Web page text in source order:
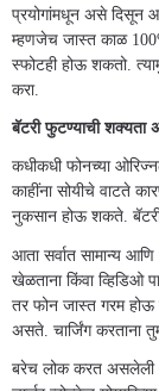
प्रयोगांमधून असे दिसून
म्हणजेच जास्त काळ
स्फोटही होऊ शकतो.
करा.
बॅटरी फुटण्याची शक्यता
कधीकधी फोनच्या
काहींना सोयीचे वाटते
नुकसान होऊ शकते.
आता सर्वात सामान्य
खेळताना किंवा व्हिडिओ
तर फोन जास्त गरम होऊ
असते. चार्जिंग करताना
बरेच लोक करत असलेली